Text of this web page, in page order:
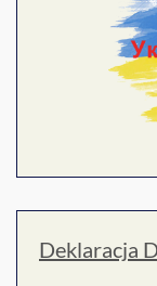
Deklaracja